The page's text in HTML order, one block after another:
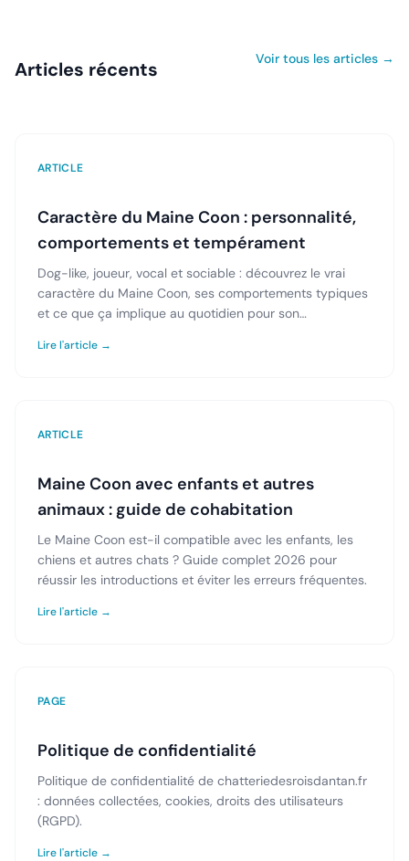
Articles récents Voir tous les articles →
ARTICLE
Caractère du Maine Coon : personnalité,
comportements et tempérament
Dog-like, joueur, vocal et sociable : découvrez le vrai
caractère du Maine Coon, ses comportements typiques
et ce que ça implique au quotidien pour son
Lire l'article →
ARTICLE
Maine Coon avec enfants et autres
animaux : guide de cohabitation
Le Maine Coon est-il compatible avec les enfants, les
chiens et autres chats ? Guide complet 2026 pour
réussir les introductions et éviter les erreurs fréquentes.
Lire l'article →
PAGE
Politique de confidentialité
Politique de confidentialité de chatteriedesroisdantan.fr
: données collectées, cookies, droits des utilisateurs
(RGPD).
Lire l'article →